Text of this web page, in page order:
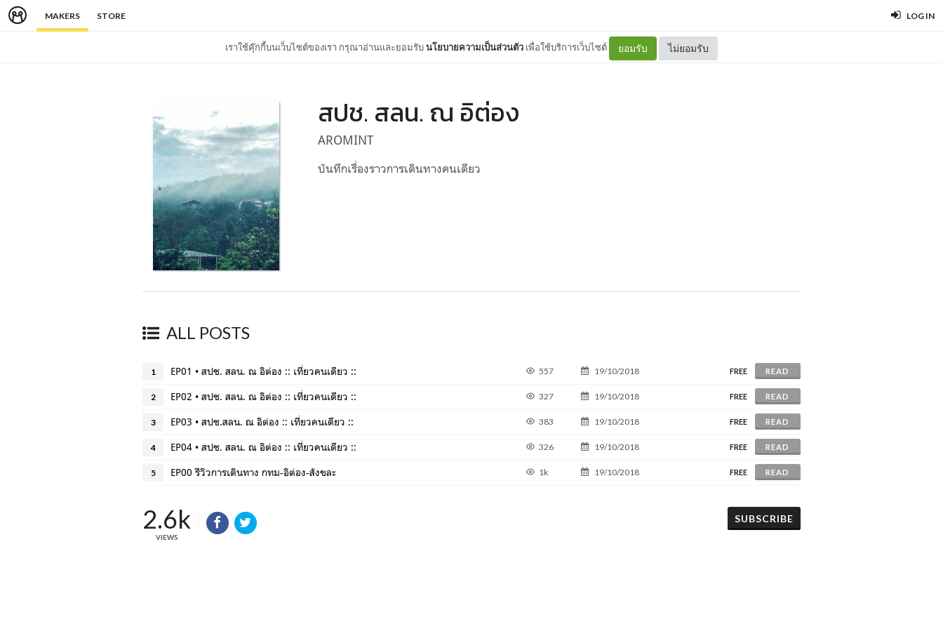
MAKERS STORE LOG IN
เราใช้คุ๊กกี้บนเว็บไซต์ของเรา กรุณาอ่านและยอมรับนโยบายความเป็นส่วนตัว เพื่อใช้บริการเว็บไซต์ ยอมรับ ไม่ยอมรับ
สปช. สลน. ณ อิต่อง
AROMINT
บันทึกเรื่องราวการเดินทางคนเดียว
ALL POSTS
1 EP01 • สปช. สลน. ณ อิต่อง :: เที่ยวคนเดียว :: 557 19/10/2018 FREE READ
2 EP02 • สปช. สลน. ณ อิต่อง :: เที่ยวคนเดียว :: 327 19/10/2018 FREE READ
3 EP03 • สปช.สลน. ณ อิต่อง :: เที่ยวคนเดียว :: 383 19/10/2018 FREE READ
4 EP04 • สปช. สลน. ณ อิต่อง :: เที่ยวคนเดียว :: 326 19/10/2018 FREE READ
5 EP00 รีวิวการเดินทาง กทม-อิต่อง-สังขละ 1k 19/10/2018 FREE READ
2.6k
VIEWS
SUBSCRIBE